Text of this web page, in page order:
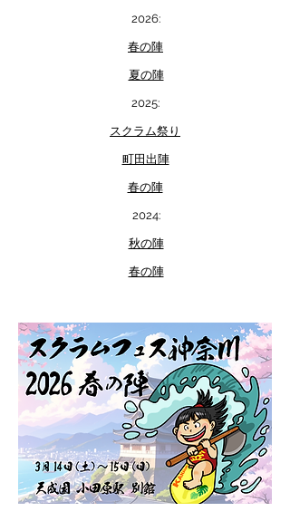
2026:
春の陣
夏の陣
2025:
スクラム祭り
町田出陣
春の陣
2024:
秋の陣
春の陣